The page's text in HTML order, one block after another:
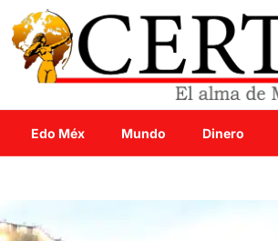
Edo Méx Mundo Dinero